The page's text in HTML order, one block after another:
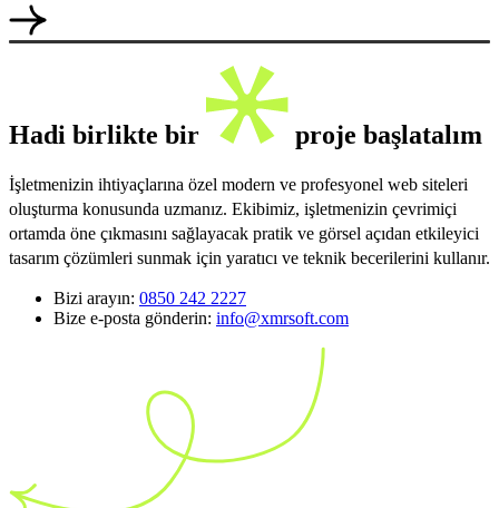
Hadi birlikte bir proje başlatalım
İşletmenizin ihtiyaçlarına özel modern ve profesyonel web siteleri
oluşturma konusunda uzmanız. Ekibimiz, işletmenizin çevrimiçi
ortamda öne çıkmasını sağlayacak pratik ve görsel açıdan etkileyici
tasarım çözümleri sunmak için yaratıcı ve teknik becerilerini kullanır.
Bizi arayın: 0850 242 2227
Bize e-posta gönderin: info@xmrsoft.com